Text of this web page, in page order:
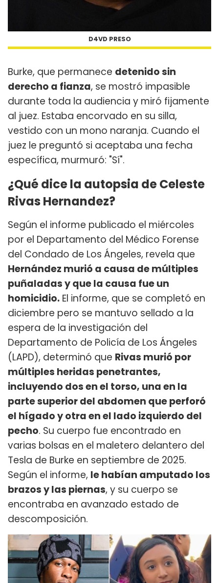
D4VD PRESO
Burke, que permanece detenido sin
derecho a fianza, se mostró impasible
durante toda la audiencia y miró fijamente
al juez. Estaba encorvado en su silla,
vestido con un mono naranja. Cuando el
juez le preguntó si aceptaba una fecha
específica, murmuró: "Sí".
¿Qué dice la autopsia de Celeste
Rivas Hernandez?
Según el informe publicado el miércoles
por el Departamento del Médico Forense
del Condado de Los Ángeles, revela que
Hernández murió a causa de múltiples
puñaladas y que la causa fue un
homicidio. El informe, que se completó en
diciembre pero se mantuvo sellado a la
espera de la investigación del
Departamento de Policía de Los Ángeles
(LAPD), determinó que Rivas murió por
múltiples heridas penetrantes,
incluyendo dos en el torso, una en la
parte superior del abdomen que perforó
el hígado y otra en el lado izquierdo del
pecho. Su cuerpo fue encontrado en
varias bolsas en el maletero delantero del
Tesla de Burke en septiembre de 2025.
Según el informe, le habían amputado los
brazos y las piernas, y su cuerpo se
encontraba en avanzado estado de
descomposición.